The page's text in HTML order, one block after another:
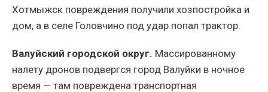
Хотмыжск повреждения получили хозпостройка и
дом, а в селе Головчино под удар попал трактор.
Валуйский городской округ. Массированному
налету дронов подвергся город Валуйки в ночное
время — там повреждена транспортная